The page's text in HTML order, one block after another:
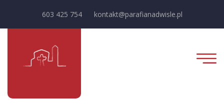
603 425 754 kontakt@parafianadwisle.pl